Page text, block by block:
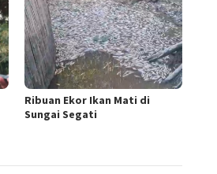
Ribuan Ekor Ikan Mati di
Sungai Segati